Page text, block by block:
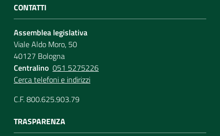
CONTATTI
Assemblea legislativa
Viale Aldo Moro, 50
40127 Bologna
Centralino 051 5275226
Cerca telefoni e indirizzi
C.F. 800.625.903.79
TRASPARENZA